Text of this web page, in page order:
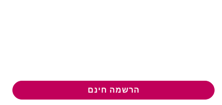
הרשמה חינם